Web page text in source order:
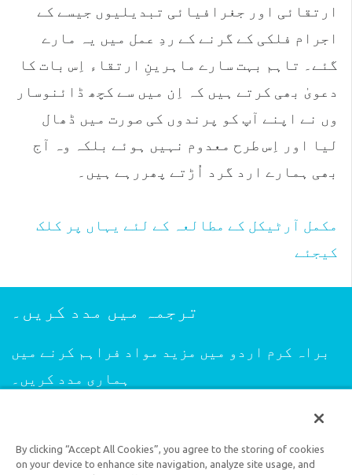
ارتقائی اور جغرافیائی تبدیلیوں جیسے کے
اجرام فلکی کے گرنے کے ردِ عمل میں یہ مارے
گئے۔ تاہم بہت سارے ماہرینِ ارتقاء اِس بات کا
دعویٰ بھی کرتے ہیں کہ اِن میں سے کچھ ڈائنوسار
وں نے اپنے آپ کو پرندوں کی صورت میں ڈھال
لیا اور اِس طرح معدوم نہیں ہوئے بلکہ وہ آج
بھی ہمارے ارد گرد اُڑتے پھررہے ہیں۔
مکمل آرٹیکل کے مطالعہ کے لئے یہاں پر کلک
کیجئے
ترجمہ میں مدد کریں۔
براہ کرم اردو میں مزید مواد فراہم کرنے میں
ہماری مدد کریں۔
By clicking “Accept All Cookies”, you agree to the storing of cookies
on your device to enhance site navigation, analyze site usage, and